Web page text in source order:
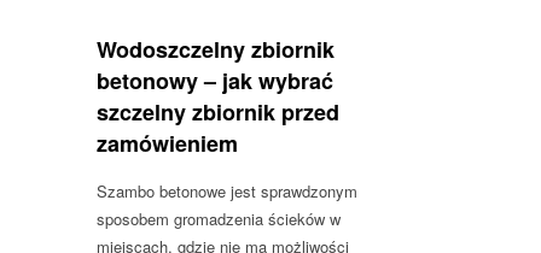
Wodoszczelny zbiornik
betonowy – jak wybrać
szczelny zbiornik przed
zamówieniem
Szambo betonowe jest sprawdzonym
sposobem gromadzenia ścieków w
miejscach, gdzie nie ma możliwości